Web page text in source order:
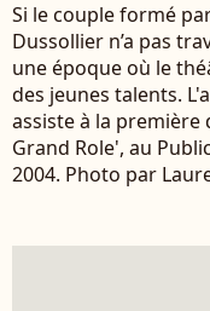
Si le couple formé
Dussollier n’a pas
une époque où le
des jeunes talents.
assiste à la première
Grand Role', au
2004. Photo par